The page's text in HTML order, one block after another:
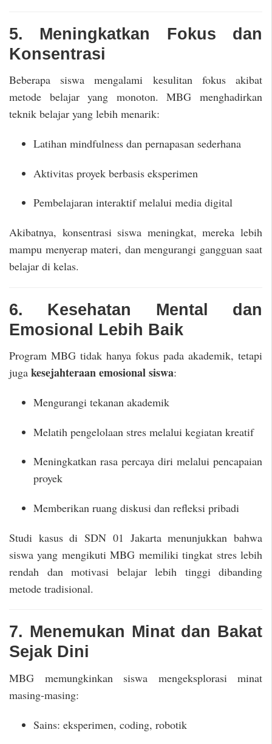
5. Meningkatkan Fokus dan
Konsentrasi
Beberapa siswa mengalami kesulitan fokus akibat
metode belajar yang monoton. MBG menghadirkan
teknik belajar yang lebih menarik:
Latihan mindfulness dan pernapasan sederhana
Aktivitas proyek berbasis eksperimen
Pembelajaran interaktif melalui media digital
Akibatnya, konsentrasi siswa meningkat, mereka lebih
mampu menyerap materi, dan mengurangi gangguan saat
belajar di kelas.
6. Kesehatan Mental dan
Emosional Lebih Baik
Program MBG tidak hanya fokus pada akademik, tetapi
juga kesejahteraan emosional siswa:
Mengurangi tekanan akademik
Melatih pengelolaan stres melalui kegiatan kreatif
Meningkatkan rasa percaya diri melalui pencapaian
proyek
Memberikan ruang diskusi dan refleksi pribadi
Studi kasus di SDN 01 Jakarta menunjukkan bahwa
siswa yang mengikuti MBG memiliki tingkat stres lebih
rendah dan motivasi belajar lebih tinggi dibanding
metode tradisional.
7. Menemukan Minat dan Bakat
Sejak Dini
MBG memungkinkan siswa mengeksplorasi minat
masing-masing:
Sains: eksperimen, coding, robotik